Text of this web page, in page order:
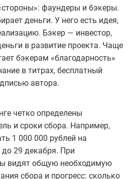
фаундеры и бэкеры.
деньги. У него есть идея,
Бэкер — инвестор,
в развитие проекта. Чаще
бэкерам «благодарность»
в титрах, бесплатный
автора.
четко определены
и сроки сбора. Например,
1 000 000 рублей на
29 декабря. При
видят общую необходимую
сбора и прогресс: сколько